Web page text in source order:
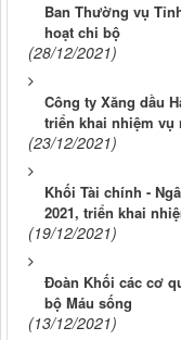
Ban Thường vụ
hoạt chi bộ
(28/12/2021)
Công ty Xăng dầu
triển khai nhiệm vụ
(23/12/2021)
Khối Tài chính -
2021, triển khai
(19/12/2021)
Đoàn Khối các cơ
bộ Máu sống
(13/12/2021)